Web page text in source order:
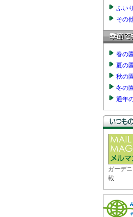
ふい
その
春の
夏の
秋の
冬の
通年
ガーデ
載